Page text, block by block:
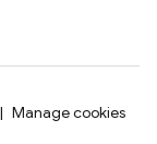
Manage cookies